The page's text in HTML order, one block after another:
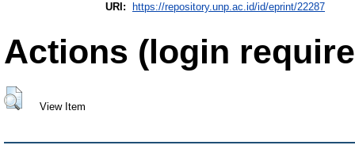
URI:
https://repository.unp.ac.id/id/eprint/22287
Actions (login
View Item